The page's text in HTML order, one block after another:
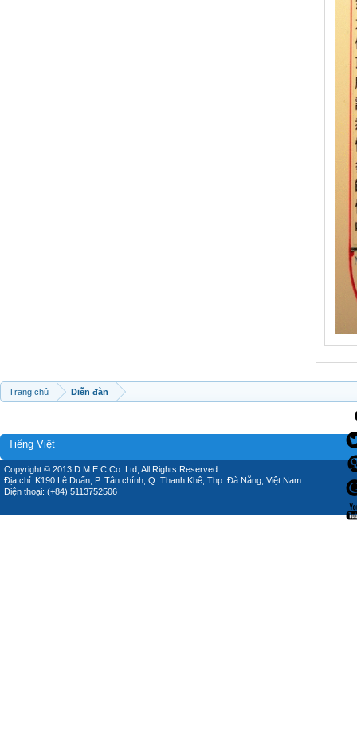
Trang chủ Diễn đàn
Tiếng Việt
Copyright © 2013 D.M.E.C Co.,Ltd, All Rights Reserved.
Địa chỉ: K190 Lê Duẩn, P. Tân chính, Q. Thanh Khê, Thp. Đà Nẵng, Việt Nam.
Điện thoại: (+84) 5113752506